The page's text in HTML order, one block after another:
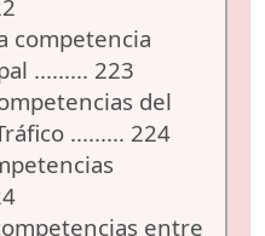
competencia
......... 223
del
......... 224
entre